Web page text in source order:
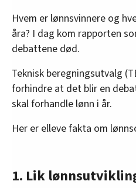
Hvem er lønnsvinnere og
åra? I dag kom rapporten
debattene død.
Teknisk beregningsutvalg
forhindre at det blir en
skal forhandle lønn i år.
Her er elleve fakta om
1. Lik